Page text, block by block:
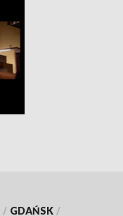
/ GDAŃSK /